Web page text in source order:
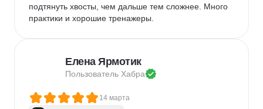
подтянуть хвосты, чем дальше тем сложнее. Много
практики и хорошие тренажеры.
Елена Ярмотик
Пользователь Хабра
14 марта